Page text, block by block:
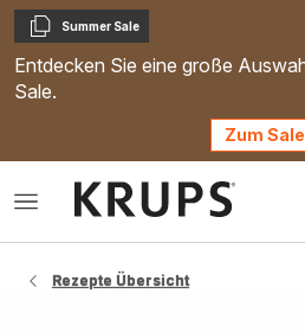
Kopieren
Summer Sale
Entdecken Sie eine große
Sale.
Zum Sale
Das
Rezepte Übersicht